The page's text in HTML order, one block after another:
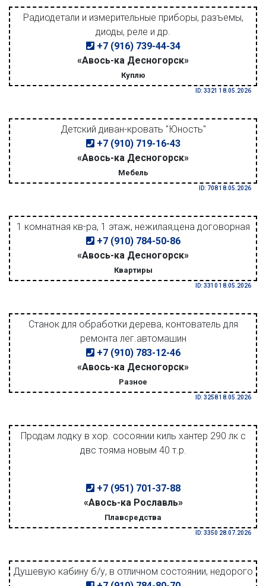
Радиодетали и измерительные приборы, разъемы,
диоды, реле и др.
+7 (916) 739-44-34
«Авось-ка Десногорск»
Куплю
ID: 3321 18.05.2026
Детский диван-кровать "Юность"
+7 (910) 719-16-43
«Авось-ка Десногорск»
Мебель
ID: 708 18.05.2026
1 комнатная кв-ра, 1 этаж, нежилая,цена договорная
+7 (910) 784-50-86
«Авось-ка Десногорск»
Квартиры
ID: 3310 18.05.2026
Станок для обработки дерева, контователь для
ремонта лег.автомашин
+7 (910) 783-12-46
«Авось-ка Десногорск»
Разное
ID: 3258 18.05.2026
Продам лодку в хор. сосоянии киль хантер 290 лк с
двс тояма новым 40 т.р.
+7 (951) 701-37-88
«Авось-ка Рославль»
Плавсредства
ID: 3350 28.07.2026
Душевую кабину б/у, в отличном состоянии, недорого